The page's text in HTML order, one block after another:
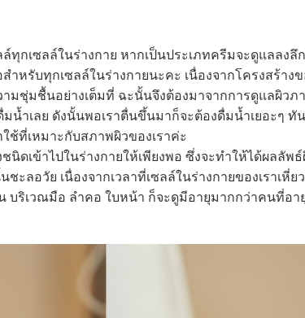
ซลล์ในร่างกาย หากเป็นประเภทครีมจะดูแลลงลึ
รับทุกเซลล์ในร่างกายนะคะ เนื่องจากโครงสร้างข
มชุ่มชื้นอย่างเต็มที่ ฉะนั้นจึงต้องมาจากการดูแลผิวภ
น้ำเลย ดังนั้นพอเราตื่นขึ้นมาก็จะต้องดื่มน้ำเยอะๆ ทั
ช้ที่เหมาะกับสภาพผิวของเราค่ะ
ข้าไปในร่างกายให้เพียงพอ ซึ่งจะทำให้ได้ผลลัพธ์
ะลอวัย เนื่องจากเวลาที่เซลล์ในร่างกายของเราเหี่ย
บริเวณมือ ลำคอ ใบหน้า ก็จะดูมีอายุมากกว่าคนที่อา